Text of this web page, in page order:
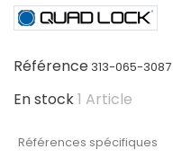
Référence 313-065-3087
En stock1 Article
Références spécifiques